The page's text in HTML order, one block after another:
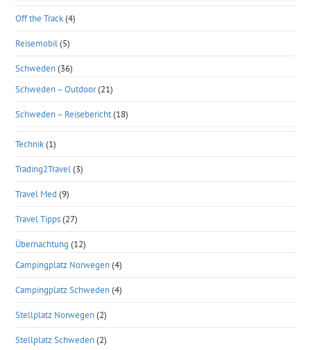
Off the Track (4)
Reisemobil (5)
Schweden (36)
Schweden – Outdoor(21)
Schweden – Reisebericht(18)
Technik (1)
Trading2Travel (3)
Travel Med (9)
Travel Tipps (27)
Übernachtung (12)
Campingplatz Norwegen (4)
Campingplatz Schweden (4)
Stellplatz Norwegen (2)
Stellplatz Schweden (2)